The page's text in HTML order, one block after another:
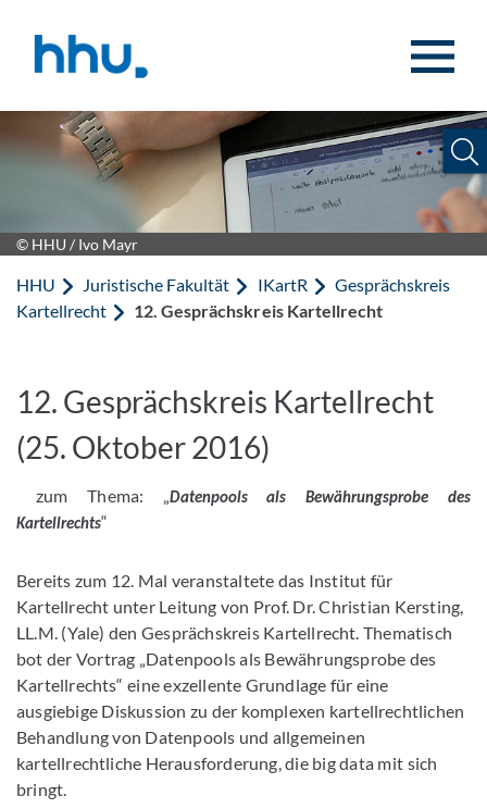
© HHU / Ivo Mayr
HHU Juristische Fakultät IKartR
Gesprächskreis
Kartellrecht
12. Gesprächskreis Kartellrecht
12. Gesprächskreis Kartellrecht
(25. Oktober 2016)
zum Thema: „Datenpools als Bewährungsprobe des
Kartellrechts“
Bereits zum 12. Mal veranstaltete das Institut für
Kartellrecht unter Leitung von Prof. Dr. Christian Kersting,
LL.M. (Yale) den Gesprächskreis Kartellrecht. Thematisch
bot der Vortrag „Datenpools als Bewährungsprobe des
Kartellrechts“ eine exzellente Grundlage für eine
ausgiebige Diskussion zu der komplexen kartellrechtlichen
Behandlung von Datenpools und allgemeinen
kartellrechtliche Herausforderung, die big data mit sich
bringt.